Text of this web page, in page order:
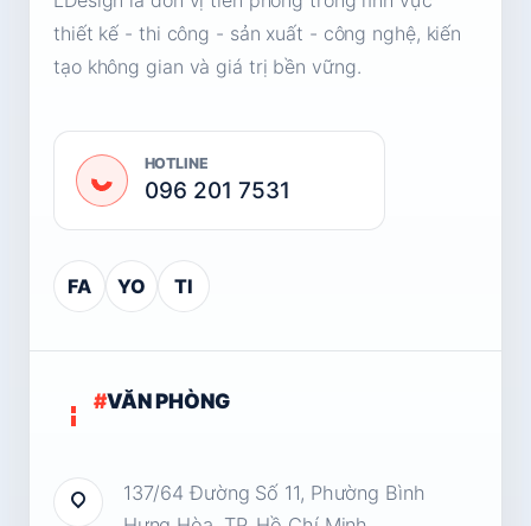
thiết kế - thi công - sản xuất - công nghệ, kiến
tạo không gian và giá trị bền vững.
HOTLINE
096 201 7531
FA YO TI
#VĂN PHÒNG
137/64 Đường Số 11, Phường Bình